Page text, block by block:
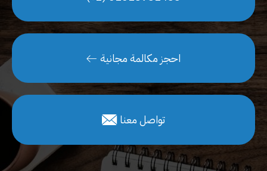
احجز مكالمة مجانية
تواصل معنا